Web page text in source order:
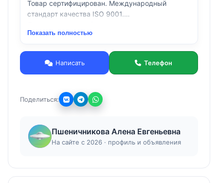
Товар сертифицирован. Международный
стандарт качества ISO 9001.
Известняковая мука является источником
для правильного формирования костной ткани,
поддержания мышечного тонуса и опорно-
положительно влияет на обмен железа в
организме птицы, выводит токсичные
прочность скорлупы яиц.
Подробнее на нашем сайте: https:/mineral-
Показать полностью
Написать Телефон
Поделиться:
Пшеничникова Алена Евгеньевна
На сайте с 2026 · профиль и объявления